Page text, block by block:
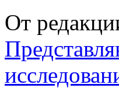
От